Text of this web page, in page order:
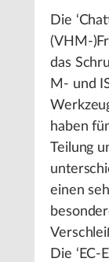
Die
(VHM-
das
M- und
haben
Teilung
einen
Die